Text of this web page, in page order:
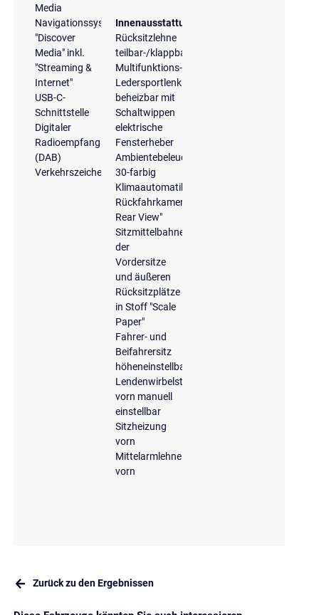
Media
Navigationssystem
"Discover
Media" inkl.
"Streaming &
Internet"
USB-C-
Schnittstelle
Digitaler
Radioempfang
(DAB)
Verkehrszeichenerkennung
Innenausstattung
Rücksitzlehne
teilbar-/klappbar
Multifunktions-
Ledersportlenkrad,
beheizbar mit
Schaltwippen
elektrische
Fensterheber
Ambientebeleuchtung
30-farbig
Klimaautomatik
Rückfahrkamera
Rear View"
Sitzmittelbahnen
der
Vordersitze
und äußeren
Rücksitzplätze
in Stoff "Scale
Paper"
Fahrer- und
Beifahrersitz
höheneinstellbar
Lendenwirbelstütze
vorn manuell
einstellbar
Sitzheizung
vorn
Mittelarmlehne
vorn
Zurück zu den Ergebnissen